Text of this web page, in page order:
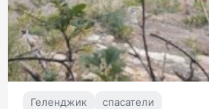
Геленджик спасатели